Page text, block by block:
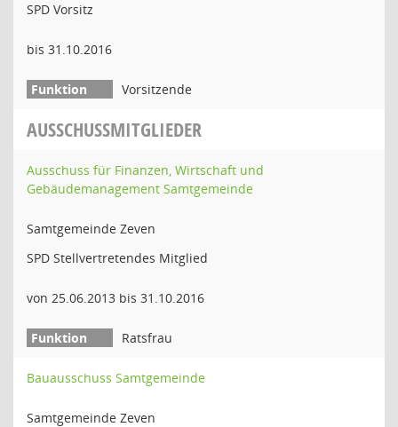
SPD Vorsitz
bis 31.10.2016
Vorsitzende
AUSSCHUSSMITGLIEDER
Ausschuss für Finanzen, Wirtschaft und
Gebäudemanagement Samtgemeinde
Samtgemeinde Zeven
SPD Stellvertretendes Mitglied
von 25.06.2013 bis 31.10.2016
Ratsfrau
Bauausschuss Samtgemeinde
Samtgemeinde Zeven